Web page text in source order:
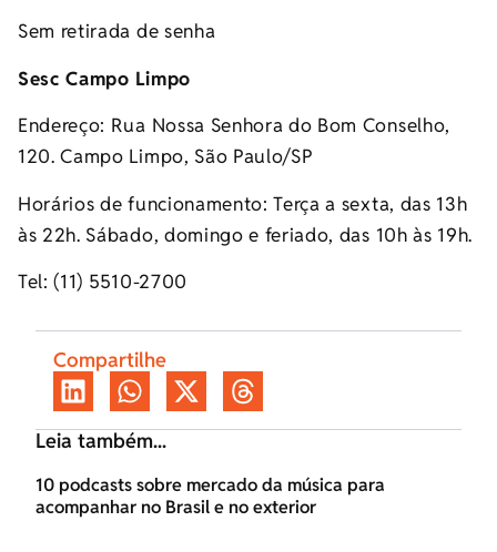
Sem retirada de senha
Sesc Campo Limpo
Endereço: Rua Nossa Senhora do Bom Conselho,
120. Campo Limpo, São Paulo/SP
Horários de funcionamento: Terça a sexta, das 13h
às 22h. Sábado, domingo e feriado, das 10h às 19h.
Tel: (11) 5510-2700
Compartilhe
Leia também...
10 podcasts sobre mercado da música para
acompanhar no Brasil e no exterior